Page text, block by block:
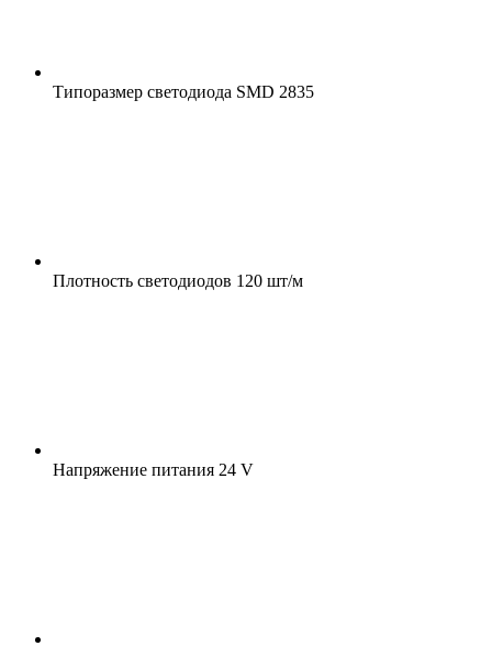
Типоразмер светодиода SMD 2835
Плотность светодиодов 120 шт/м
Напряжение питания 24 V